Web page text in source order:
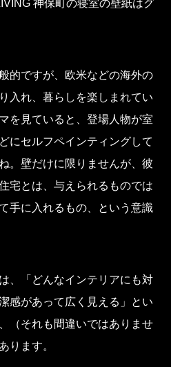
神保町の寝室の壁紙はグ
的ですが、欧米などの海外の
入れ、暮らしを楽しまれてい
を見ていると、登場人物が室
にセルフペインティングして
。壁だけに限りませんが、彼
宅とは、与えられるものでは
手に入れるもの、という意識
、「どんなインテリアにも対
感があって広く見える」とい
（それも間違いではありませ
ります。